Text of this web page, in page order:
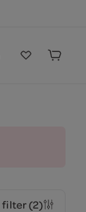
filter (2)